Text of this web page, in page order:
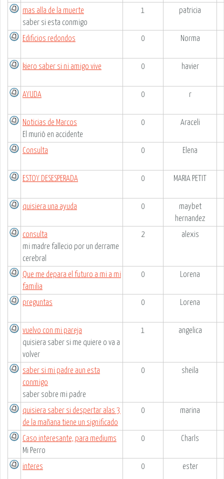
mas alla de la muerte
saber si esta conmigo
1 patricia
Edificios redondos 0 Norma
kiero saber si ni amigo vive 0 havier
AYUDA 0 r
Noticias de Marcos
El murió en accidente
0 Araceli
Consulta 0 Elena
ESTOY DESESPERADA 0 MARIA PETIT
quisiera una ayuda 0
maybet
hernandez
consulta
mi madre fallecio por un derrame
cerebral
2 alexis
Que me depara el futuro a mi a mi
familia
0 Lorena
preguntas 0 Lorena
vuelvo con mi pareja
quisiera saber si me quiere o va a
volver
1 angelica
saber si mi padre aun esta
conmigo
saber sobre mi padre
0 sheila
quisiera saber si despertar alas 3
de la mañana tiene un significado
0 marina
Caso interesante, para mediums
Mi Perro
0 Charls
interes 0 ester